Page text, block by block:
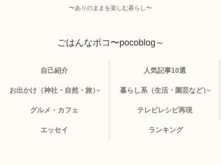
〜ありのままを楽しむ暮らし〜
ごはんなポコ〜pocoblog～
自己紹介 人気記事10選
お出かけ（神社・自然・旅） 暮らし系（生活・園芸など）
グルメ・カフェ テレビレシピ再現
エッセイ ランキング